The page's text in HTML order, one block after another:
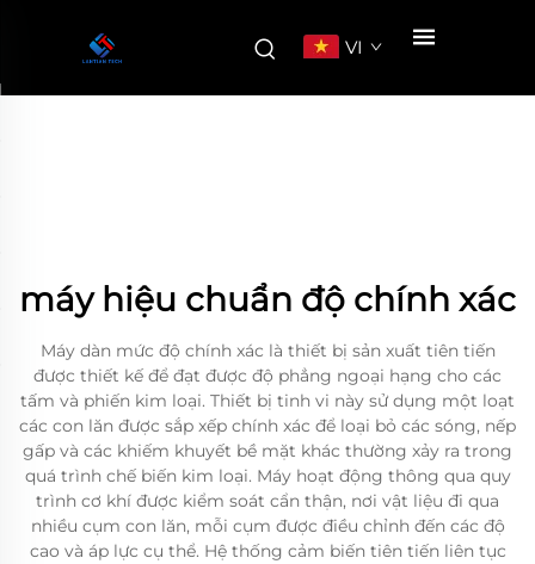
VI
máy hiệu chuẩn độ chính xác
Máy dàn mức độ chính xác là thiết bị sản xuất tiên tiến
được thiết kế để đạt được độ phẳng ngoại hạng cho các
tấm và phiến kim loại. Thiết bị tinh vi này sử dụng một loạt
các con lăn được sắp xếp chính xác để loại bỏ các sóng, nếp
gấp và các khiếm khuyết bề mặt khác thường xảy ra trong
quá trình chế biến kim loại. Máy hoạt động thông qua quy
trình cơ khí được kiểm soát cẩn thận, nơi vật liệu đi qua
nhiều cụm con lăn, mỗi cụm được điều chỉnh đến các độ
cao và áp lực cụ thể. Hệ thống cảm biến tiên tiến liên tục